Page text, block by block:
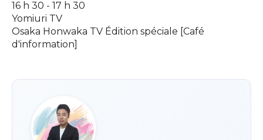
16 h 30 - 17 h 30
Yomiuri TV
Osaka Honwaka TV Édition spéciale [Café
d'information]